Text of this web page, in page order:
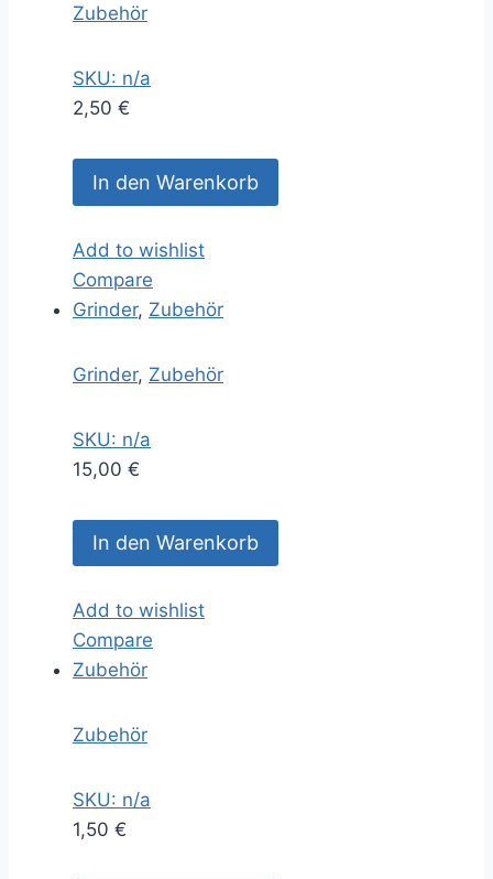
Zubehör
SKU: n/a
2,50 €
In den Warenkorb
Add to wishlist
Compare
Grinder, Zubehör
Grinder, Zubehör
SKU: n/a
15,00 €
In den Warenkorb
Add to wishlist
Compare
Zubehör
Zubehör
SKU: n/a
1,50 €